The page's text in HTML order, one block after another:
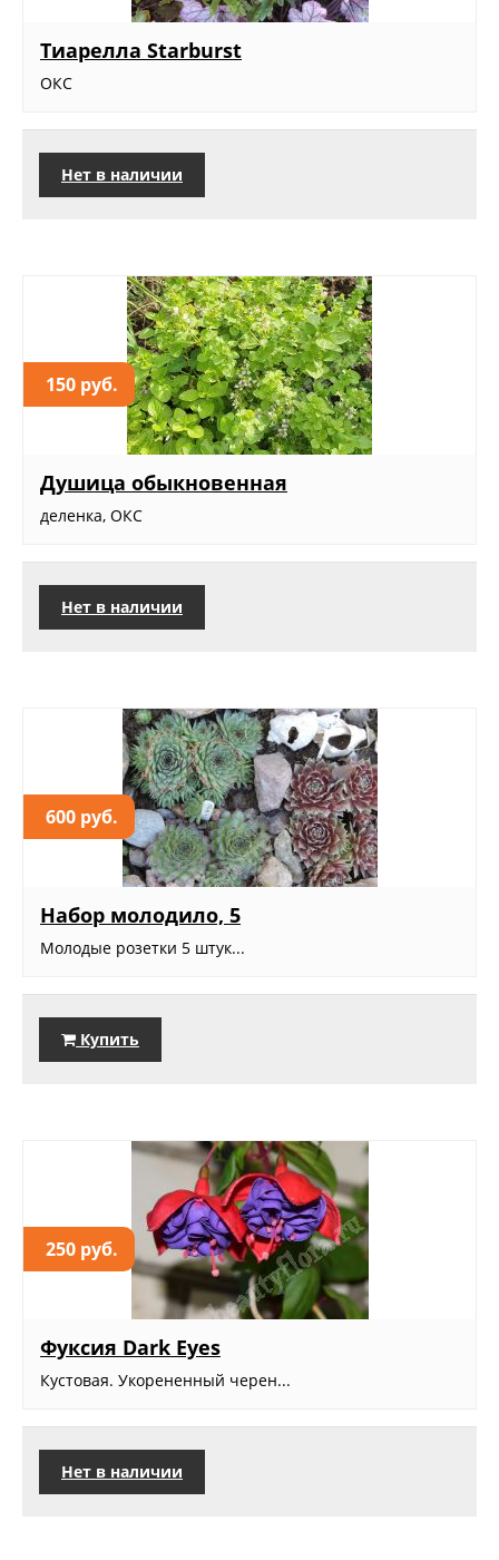
Тиарелла Starburst
ОКС
Нет в наличии
150 руб.
Душица обыкновенная
деленка, ОКС
Нет в наличии
600 руб.
Набор молодило, 5
Молодые розетки 5 штук...
Купить
250 руб.
Фуксия Dark Eyes
Кустовая. Укорененный черен...
Нет в наличии